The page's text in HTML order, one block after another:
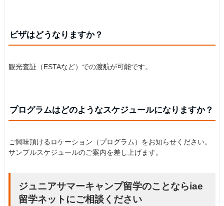
ビザはどうなりますか？
観光査証（ESTAなど）での渡航が可能です。
プログラムはどのようなスケジュールになりますか？
ご興味頂けるロケーション（プログラム）をお知らせください。
サンプルスケジュールのご案内を差し上げます。
ジュニアサマーキャンプ留学のことならiae
留学ネットにご相談ください